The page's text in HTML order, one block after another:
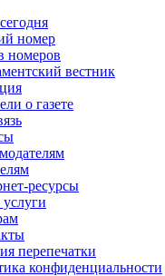
номер
номеров
вестник
о газете
ресурсы
перепечатки
конфиденциальности